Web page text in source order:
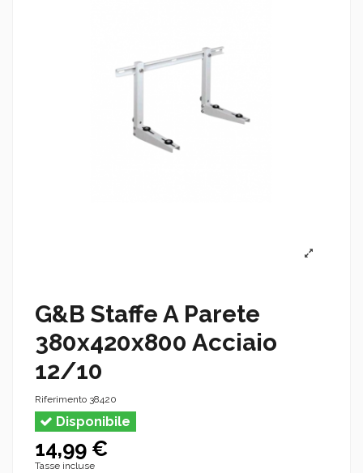
G&B Staffe A Parete
380x420x800 Acciaio
12/10
Riferimento 38420
Disponibile
14,99 €
Tasse incluse